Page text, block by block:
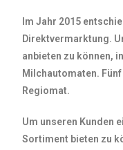
Im Jahr 2015
Direktvermarktung.
anbieten zu können,
Milchautomaten.
Regiomat.
Um unseren Kunden
Sortiment bieten zu